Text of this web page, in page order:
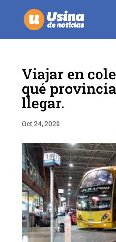
Viajar en
qué
llegar.
Oct 24, 2020